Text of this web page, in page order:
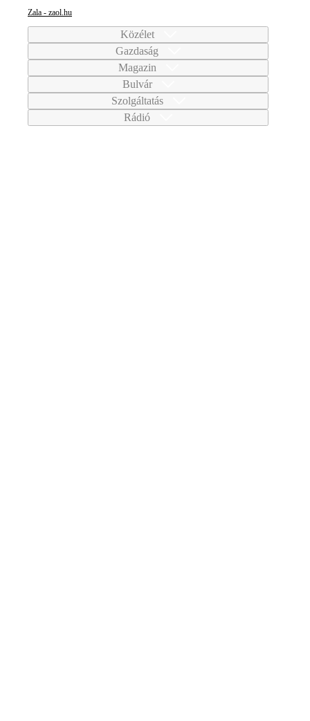
Zala - zaol.hu
Közélet
Gazdaság
Magazin
Bulvár
Szolgáltatás
Rádió